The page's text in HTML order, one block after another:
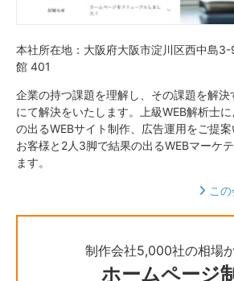
本社所在地：大阪府大阪市淀川区西中島
館 401
企業の持つ課題を理解し、その課題を解
にて解決をいたします。上級WEB解析士
の出るWEBサイト制作、広告運用をご提案
お客様と2人3脚で結果の出るWEBマーケ
ます。
こ
制作会社5,000社の相場
ホームページ